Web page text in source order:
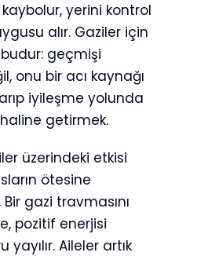
yerini kontrol
alır. Gaziler için
budur: geçmişi
onu bir acı kaynağı
iyileşme yolunda
getirmek.
üzerindeki etkisi
ötesine
gazi travmasını
pozitif enerjisi
yayılır. Aileler artık